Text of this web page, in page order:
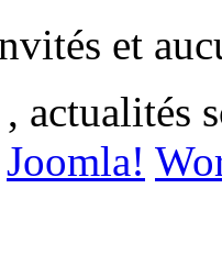
et
actualités
Joomla!